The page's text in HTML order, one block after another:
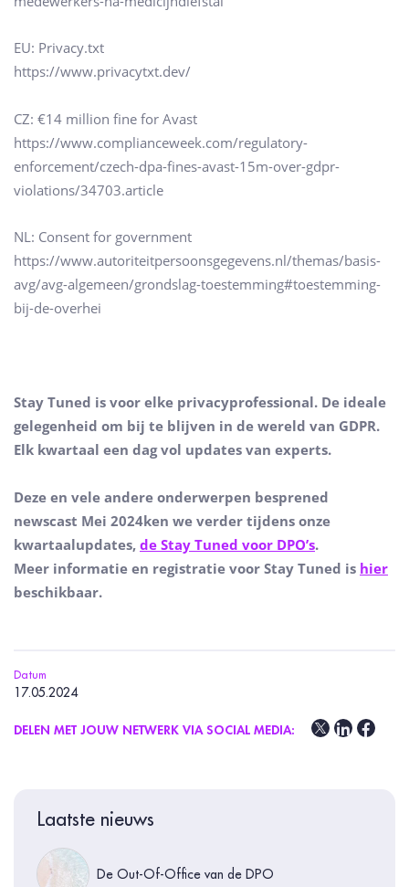
EU: Privacy.txt
https://www.privacytxt.dev/
CZ: €14 million fine for Avast
https://www.complianceweek.com/regulatory-
enforcement/czech-dpa-fines-avast-15m-over-gdpr-
violations/34703.article
NL: Consent for government
https://www.autoriteitpersoonsgegevens.nl/themas/basis-
avg/avg-algemeen/grondslag-toestemming#toestemming-
bij-de-overhei
Stay Tuned is voor elke privacyprofessional. De ideale
gelegenheid om bij te blijven in de wereld van GDPR.
Elk kwartaal een dag vol updates van experts.
Deze en vele andere onderwerpen besprened
newscast Mei 2024ken we verder tijdens onze
kwartaalupdates, de Stay Tuned voor DPO’s.
Meer informatie en registratie voor Stay Tuned is hier
beschikbaar.
Datum
17.05.2024
DELEN MET JOUW NETWERK VIA SOCIAL MEDIA:
Laatste nieuws
De Out-Of-Office van de DPO